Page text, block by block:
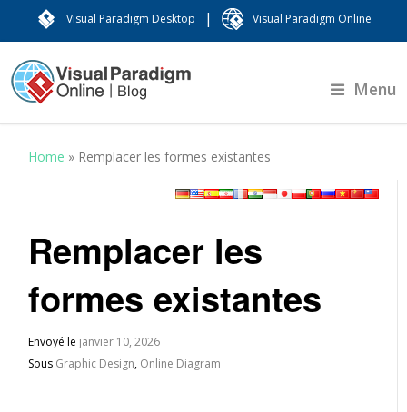
Visual Paradigm Desktop | Visual Paradigm Online
Menu
Home » Remplacer les formes existantes
Remplacer les
formes existantes
Envoyé le janvier 10, 2026
Sous Graphic Design, Online Diagram